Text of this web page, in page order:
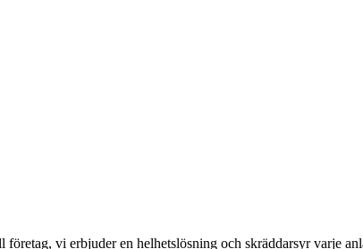
vi erbjuder en helhetslösning och skräddarsyr varje